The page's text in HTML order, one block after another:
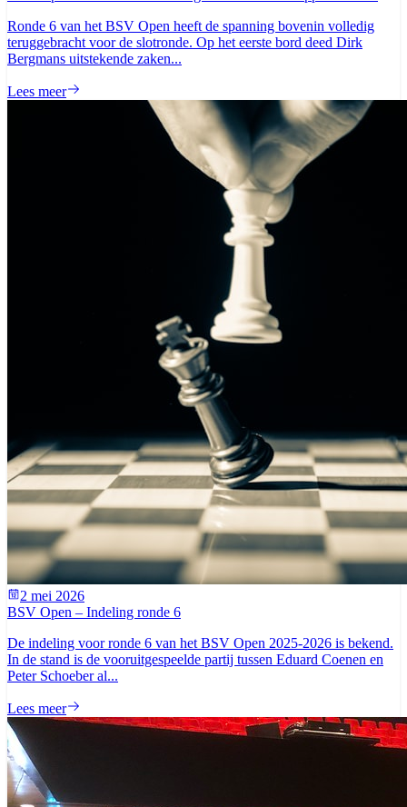
Ronde 6 van het BSV Open heeft de spanning bovenin volledig
teruggebracht voor de slotronde. Op het eerste bord deed Dirk
Bergmans uitstekende zaken...
Lees meer
2 mei 2026
BSV Open – Indeling ronde 6
De indeling voor ronde 6 van het BSV Open 2025-2026 is bekend.
In de stand is de vooruitgespeelde partij tussen Eduard Coenen en
Peter Schoeber al...
Lees meer